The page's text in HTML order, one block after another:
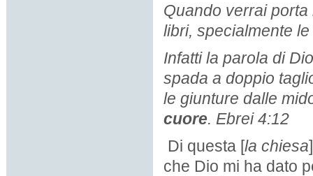
Quando verrai
libri, specialmente le
Infatti la parola di
spada a doppio
le giunture dalle
cuore. Ebrei 4:12
Di questa [la chiesa
che Dio mi ha dato